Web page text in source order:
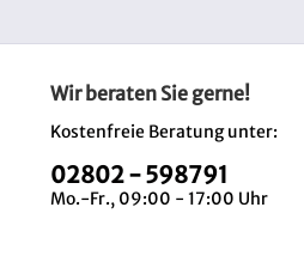
Wir beraten Sie gerne!
Kostenfreie Beratung unter:
02802 - 598791
Mo.-Fr., 09:00 - 17:00 Uhr